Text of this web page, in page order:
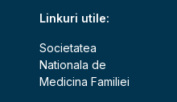
Linkuri utile:
Societatea
Nationala de
Medicina Familiei